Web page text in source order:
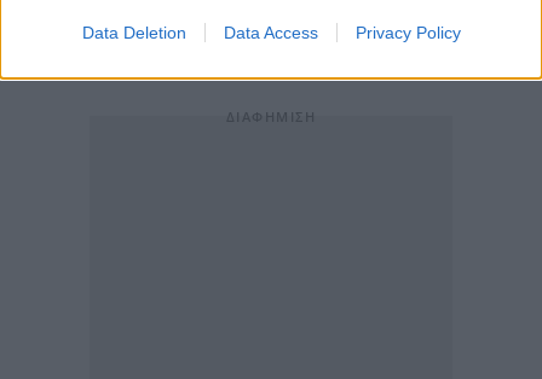
Data Deletion Data Access Privacy Policy
υπάρξουν καταστροφικά αποτελέσματα».